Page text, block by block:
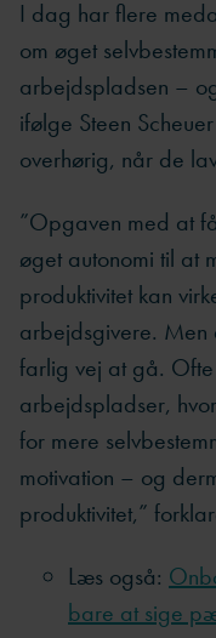
I dag har flere
om øget
arbejdspladsen –
ifølge Steen
overhørig, når de
”Opgaven med at
øget autonomi til at
produktivitet kan
arbejdsgivere. Men
farlig vej at gå.
arbejdspladser,
for mere
motivation – og
produktivitet,”
Læs også:
bare at sige